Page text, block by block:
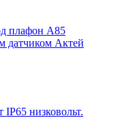
плафон А85
датчиком Актей